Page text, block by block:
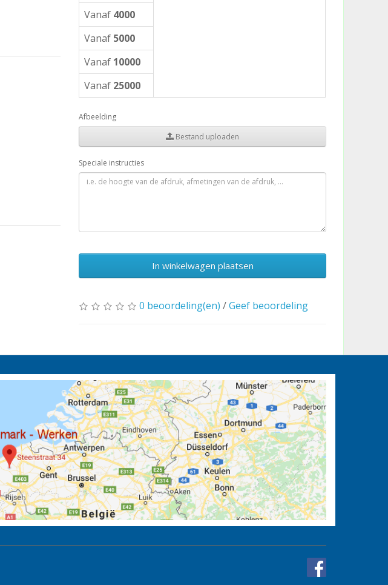
Vanaf 4000
Vanaf 5000
Vanaf 10000
Vanaf 25000
Afbeelding
Bestand uploaden
Speciale instructies
In winkelwagen plaatsen
0 beoordeling(en) /Geef beoordeling